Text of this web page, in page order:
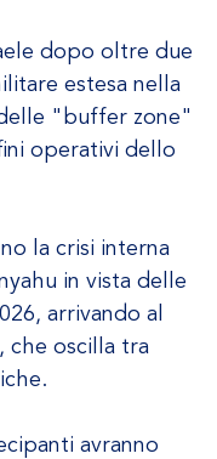
dopo oltre due
estesa nella
"buffer zone"
operativi dello
la crisi interna
in vista delle
arrivando al
oscilla tra
avranno